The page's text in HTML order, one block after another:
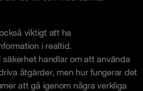
viktigt att ha
i realtid.
handlar om att använda
åtgärder, men hur fungerar det
att gå igenom några verkliga